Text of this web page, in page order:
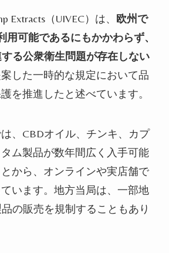
Extracts（UIVEC）は、 欧州で
用可能であるにもかかわらず、
る公衆衛生問題が存在しない
案した一時的な規定において品
を推進したと述べています。
、CBDオイル、チンキ、カプ
ム製品が数年間広く入手可能
から、オンラインや実店舗で
います。地方当局は、一部地
の販売を規制することもあり